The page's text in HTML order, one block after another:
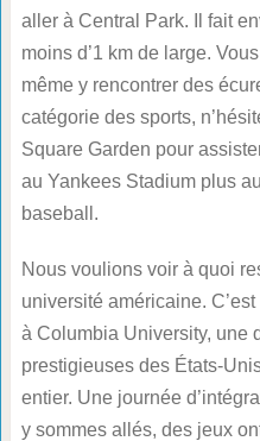
aller à Central Park. Il fait
moins d’1 km de large.
même y rencontrer des
catégorie des sports,
Square Garden pour
au Yankees Stadium plus
baseball.
Nous voulions voir à quoi
université américaine.
à Columbia University, une
prestigieuses des États-
entier. Une journée
y sommes allés, des jeux